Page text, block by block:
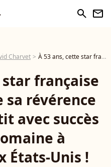
search newsletter
Charvet À 53 ans, cette star française du cinéma tire sa révérence et se reconvertit avec succès dans un domaine à l’opposé… aux États-Unis !
française
révérence
avec succès
à
États-Unis !